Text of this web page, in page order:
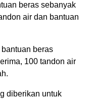
beras sebanyak
air dan bantuan
beras
100 tandon air
diberikan untuk